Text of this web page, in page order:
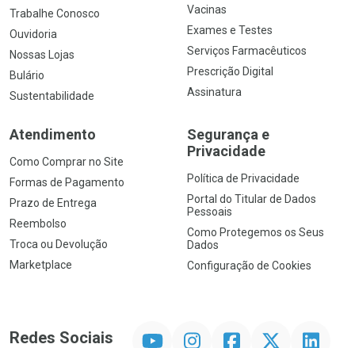
Trabalhe Conosco
Ouvidoria
Nossas Lojas
Bulário
Sustentabilidade
Vacinas
Exames e Testes
Serviços Farmacêuticos
Prescrição Digital
Assinatura
Atendimento
Como Comprar no Site
Formas de Pagamento
Prazo de Entrega
Reembolso
Troca ou Devolução
Marketplace
Segurança e
Privacidade
Política de Privacidade
Portal do Titular de Dados
Pessoais
Como Protegemos os Seus
Dados
Configuração de Cookies
Redes Sociais InstagramFacebookTwitter Linkedin